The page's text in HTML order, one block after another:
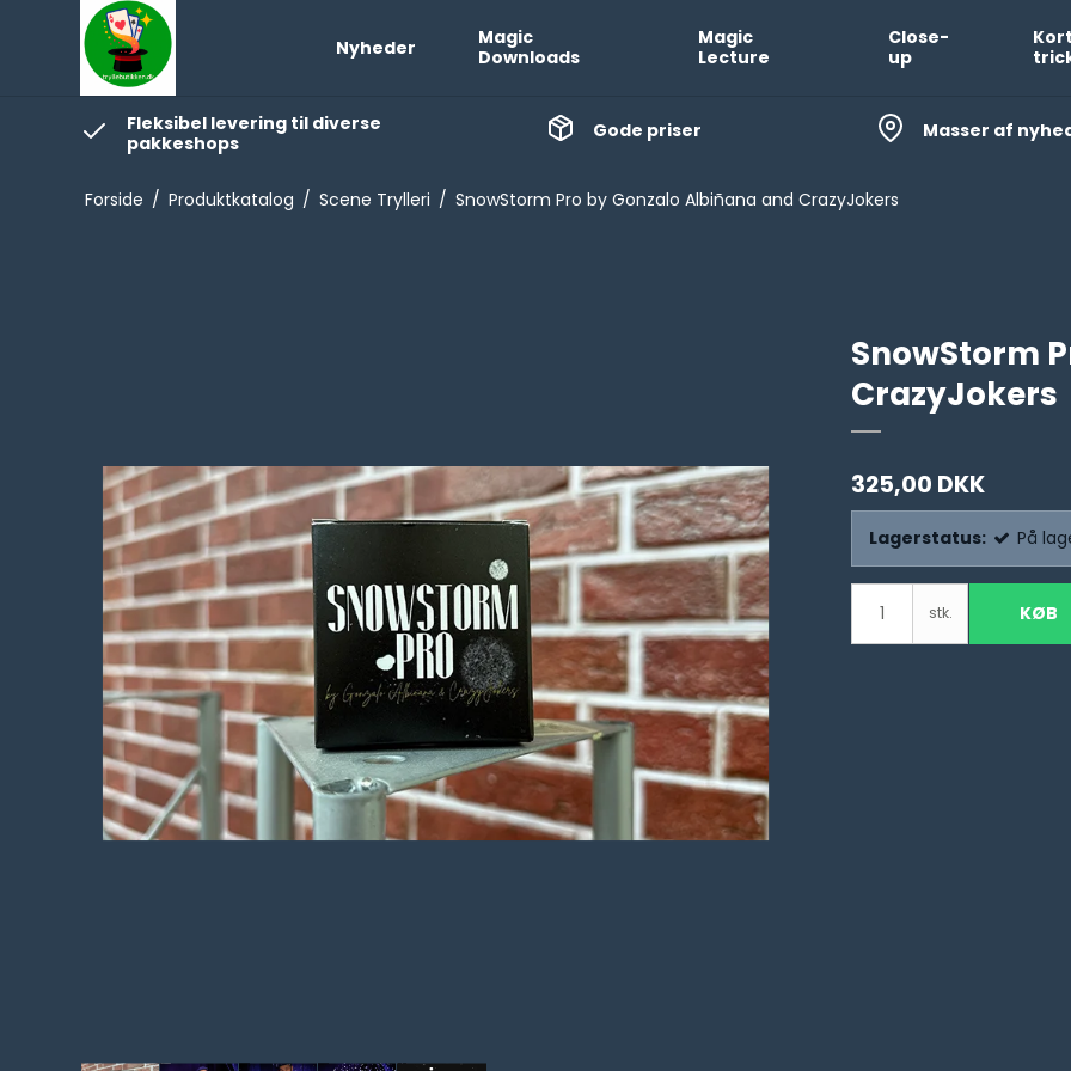
Nyheder
Magic
Downloads
Magic
Lecture
Close-
up
Fleksibel levering til diverse
pakkeshops
Gode priser Masser af
Forside / Produktkatalog / Scene Trylleri / SnowStorm Pro by Gonzalo Albiñana and CrazyJokers
SnowStorm
CrazyJokers
325,00 DKK
Lagerstatus: På
stk. KØB